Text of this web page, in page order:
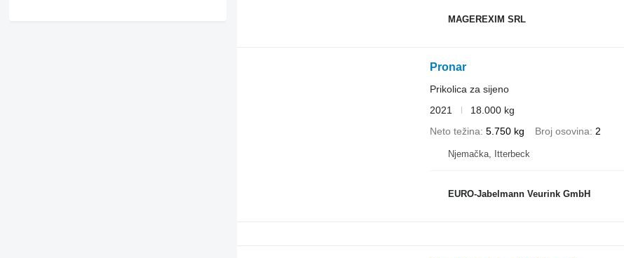
MAGEREXIM SRL
Pronar
Prikolica za sijeno
2021
18.000 kg
Neto težina 5.750 kg Broj osovina 2
Njemačka, Itterbeck
EURO-Jabelmann Veurink GmbH